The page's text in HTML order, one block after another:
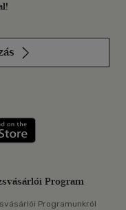
Szerezd meg: Google
Program
Programunkról